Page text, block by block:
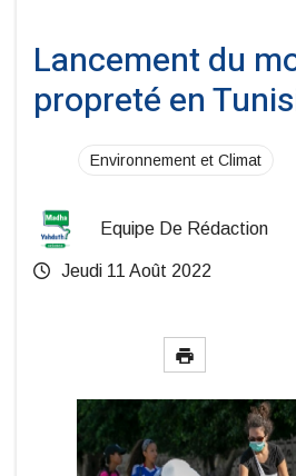
Lancement du
propreté en
Environnement et Climat
Equipe De Rédaction
Jeudi 11 Août 2022